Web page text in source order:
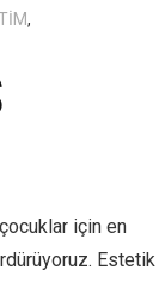
,
için en
Estetik